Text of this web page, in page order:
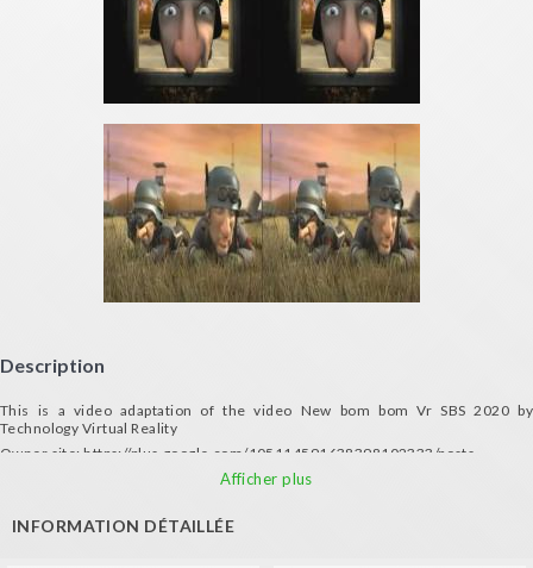
Description
This is a video adaptation of the video New bom bom Vr SBS 2020 by
Technology Virtual Reality
Owner site: https://plus.google.com/105114591638398102333/posts
ALL RIGHTS RESERVED ©Technology Virtual Reality
Afficher plus
INFORMATION DÉTAILLÉE